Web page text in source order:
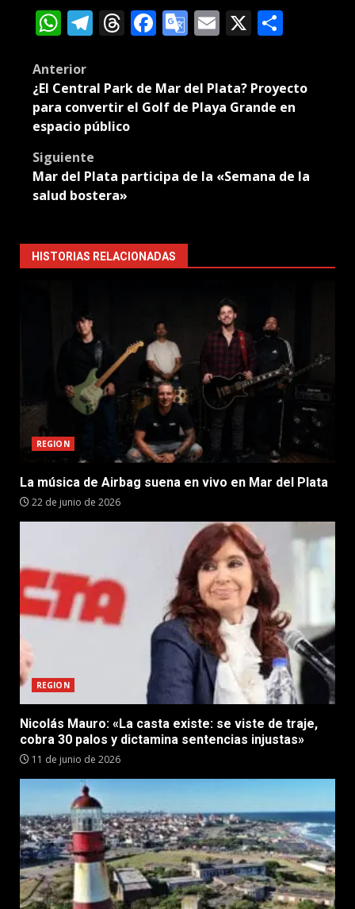
WhatsApp
Telegram
Threads
Facebook
Google
Email
X
Post
navigation
Anterior
¿El Central Park de Mar del Plata? Proyecto
para convertir el Golf de Playa Grande en
espacio público
Siguiente
Mar del Plata participa de la «Semana de la
salud bostera»
HISTORIAS RELACIONADAS
REGION
La música de Airbag suena en vivo en Mar del Plata
22 de junio de 2026
REGION
Nicolás Mauro: «La casta existe: se viste de traje,
cobra 30 palos y dictamina sentencias injustas»
11 de junio de 2026